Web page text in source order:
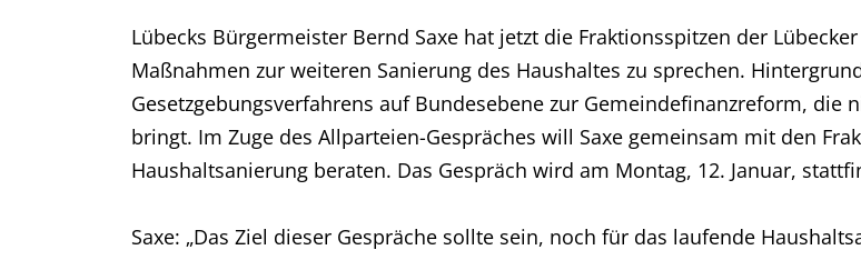
Lübecks Bürgermeister Bernd Saxe hat jetzt die Fraktionsspitzen der
Maßnahmen zur weiteren Sanierung des Haushaltes zu sprechen.
Gesetzgebungsverfahrens auf Bundesebene zur Gemeindefinanzreform, die
bringt. Im Zuge des Allparteien-Gespräches will Saxe gemeinsam mit den
Haushaltsanierung beraten. Das Gespräch wird am Montag, 12. Januar,
Saxe: „Das Ziel dieser Gespräche sollte sein, noch für das laufende